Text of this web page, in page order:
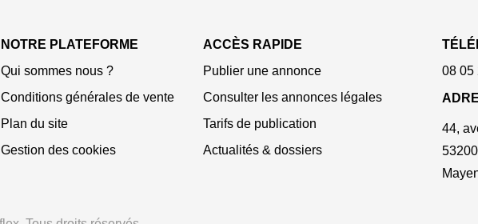
NOTRE PLATEFORME
Qui sommes nous ?
Conditions générales de vente
Plan du site
Gestion des cookies
ACCÈS RAPIDE
Publier une annonce
Consulter les annonces légales
Tarifs de publication
Actualités & dossiers
08 05
44,